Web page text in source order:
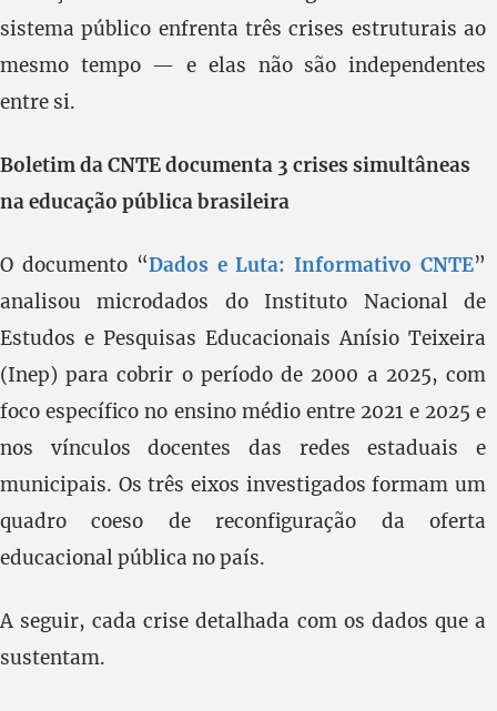
sistema público enfrenta três crises estruturais ao
mesmo tempo — e elas não são independentes
entre si.
Boletim da CNTE documenta 3 crises simultâneas
na educação pública brasileira
O documento “Dados e Luta: Informativo CNTE”
analisou microdados do Instituto Nacional de
Estudos e Pesquisas Educacionais Anísio Teixeira
(Inep) para cobrir o período de 2000 a 2025, com
foco específico no ensino médio entre 2021 e 2025 e
nos vínculos docentes das redes estaduais e
municipais. Os três eixos investigados formam um
quadro coeso de reconfiguração da oferta
educacional pública no país.
A seguir, cada crise detalhada com os dados que a
sustentam.